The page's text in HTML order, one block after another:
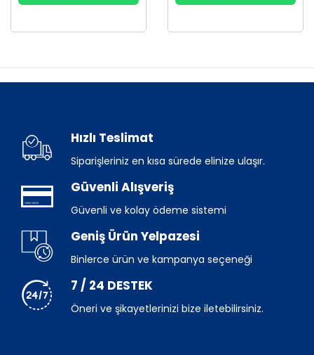
Hızlı Teslimat
Siparişleriniz en kısa sürede elinize ulaşır.
Güvenli Alışveriş
Güvenli ve kolay ödeme sistemi
Geniş Ürün Yelpazesi
Binlerce ürün ve kampanya seçeneği
7 / 24 DESTEK
Öneri ve şikayetlerinizi bize iletebilirsiniz.